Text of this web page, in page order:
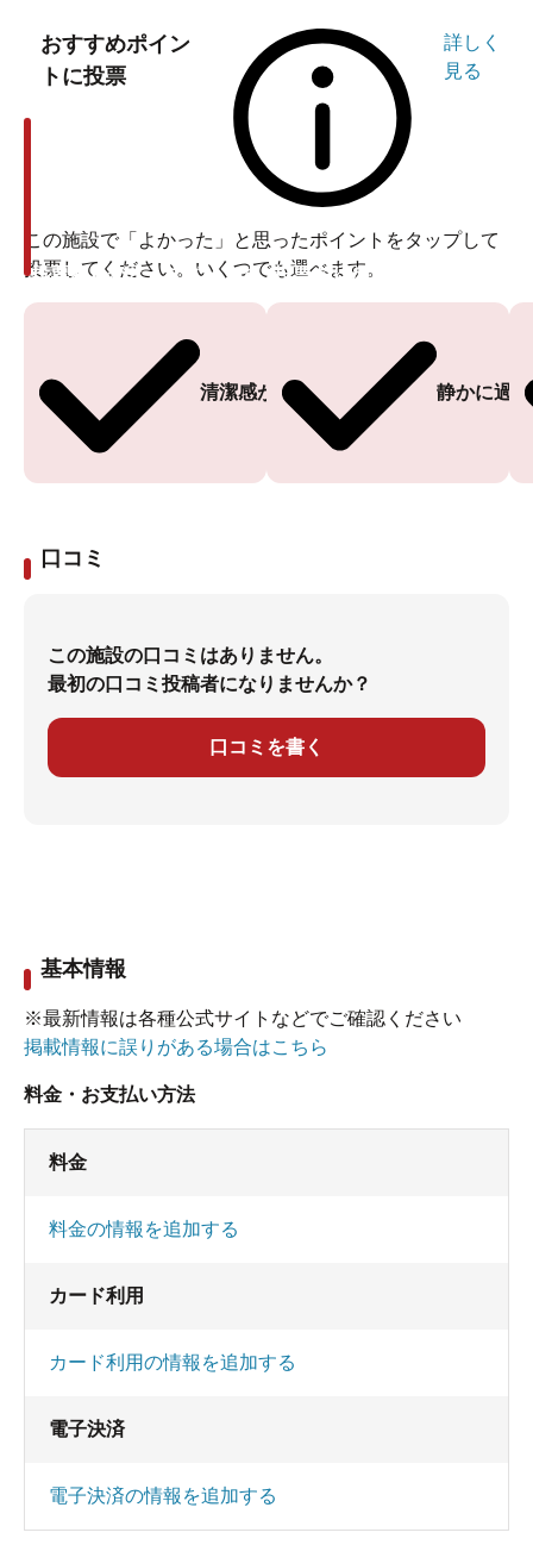
おすすめポイン
トに投票
詳しく
見る
この施設で「よかった」と思ったポイントをタップして
投票してください。いくつでも選べます。
清潔感がある
投票ありがとうございます
静かに過
投票ありがとうございます
口コミ
この施設の口コミはありません。
最初の口コミ投稿者になりませんか？
口コミを書く
基本情報
※最新情報は各種公式サイトなどでご確認ください
掲載情報に誤りがある場合はこちら
料金・お支払い方法
料金
料金の情報を追加する
カード利用
カード利用の情報を追加する
電子決済
電子決済の情報を追加する